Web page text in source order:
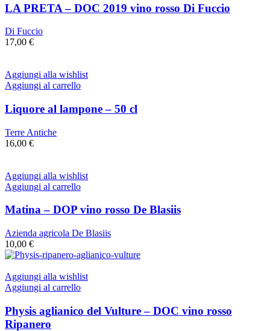
LA PRETA – DOC 2019 vino rosso Di Fuccio
Di Fuccio
17,00 €
Aggiungi alla wishlist
Aggiungi al carrello
Liquore al lampone – 50 cl
Terre Antiche
16,00 €
Aggiungi alla wishlist
Aggiungi al carrello
Matina – DOP vino rosso De Blasiis
Azienda agricola De Blasiis
10,00 €
Aggiungi alla wishlist
Aggiungi al carrello
Physis aglianico del Vulture – DOC vino rosso
Ripanero